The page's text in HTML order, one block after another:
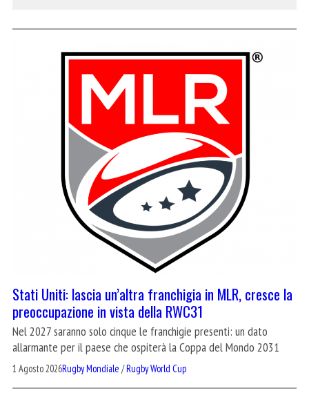
Stati Uniti: lascia un’altra franchigia in MLR, cresce la
preoccupazione in vista della RWC31
Nel 2027 saranno solo cinque le franchigie presenti: un dato
allarmante per il paese che ospiterà la Coppa del Mondo 2031
1 Agosto 2026Rugby Mondiale /Rugby World Cup